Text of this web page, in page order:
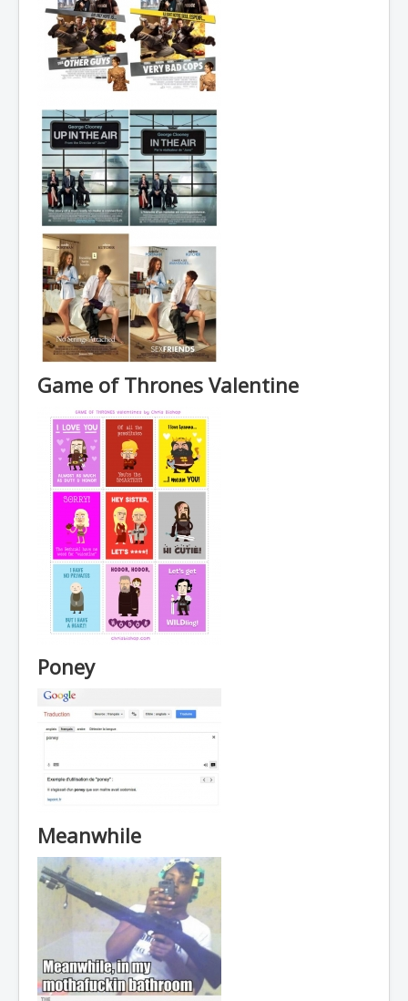
Game of Thrones Valentine
Poney
Meanwhile